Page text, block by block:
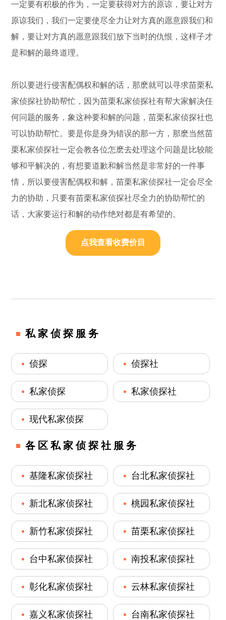
一定要有积极的作为，一定要获得对方的原谅，要让对方
原谅我们，我们一定要使尽全力让对方真的愿意跟我们和
解，要让对方真的愿意跟我们放下当时的仇恨，这样子才
是和解的最终道理。
所以要进行侵害配偶权和解的话，那麽就可以寻求苗栗私
家侦探社协助帮忙，因为苗栗私家侦探社有帮大家解决任
何问题的服务，象这种要和解的问题，苗栗私家侦探社也
可以协助帮忙。要是你是身为错误的那一方，那麽当然苗
栗私家侦探社一定会教各位怎麽去处理这个问题是比较能
够和平解决的，有想要道歉和解当然是非常好的一件事
情，所以要侵害配偶权和解，苗栗私家侦探社一定会尽全
力的协助，只要有苗栗私家侦探社尽全力的协助帮忙的
话，大家要运行和解的动作绝对都是有希望的。
点我查看收费价目
私家侦探服务
侦探 侦探社
私家侦探 私家侦探社
现代私家侦探
各区私家侦探社服务
基隆私家侦探社 台北私家侦探社
新北私家侦探社 桃园私家侦探社
新竹私家侦探社 苗栗私家侦探社
台中私家侦探社 南投私家侦探社
彰化私家侦探社 云林私家侦探社
嘉义私家侦探社 台南私家侦探社